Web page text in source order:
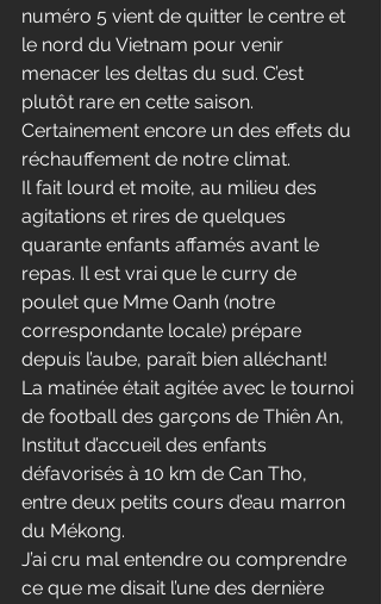
numéro 5 vient de quitter le centre et
le nord du Vietnam pour venir
menacer les deltas du sud. C’est
plutôt rare en cette saison.
Certainement encore un des effets du
réchauffement de notre climat.
Il fait lourd et moite, au milieu des
agitations et rires de quelques
quarante enfants affamés avant le
repas. Il est vrai que le curry de
poulet que Mme Oanh (notre
correspondante locale) prépare
depuis l’aube, paraît bien alléchant!
La matinée était agitée avec le tournoi
de football des garçons de Thiên An,
Institut d’accueil des enfants
défavorisés à 10 km de Can Tho,
entre deux petits cours d’eau marron
du Mékong.
J’ai cru mal entendre ou comprendre
ce que me disait l’une des dernière